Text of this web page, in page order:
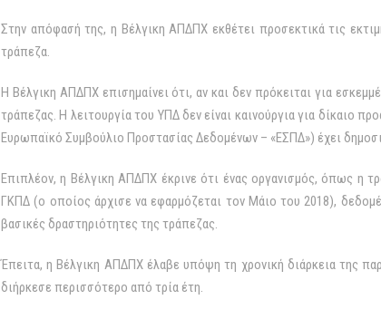
Στην απόφασή της, η Βέλγικη ΑΠΔΠΧ εκθέτει προσεκτικά τις
τράπεζα.
Η Βέλγικη ΑΠΔΠΧ επισημαίνει ότι, αν και δεν πρόκειται για
τράπεζας. Η λειτουργία του ΥΠΔ δεν είναι καινούργια για δίκαιο
Ευρωπαϊκό Συμβούλιο Προστασίας Δεδομένων – «ΕΣΠΔ») έχει
Επιπλέον, η Βέλγικη ΑΠΔΠΧ έκρινε ότι ένας οργανισμός, όπως η
ΓΚΠΔ (ο οποίος άρχισε να εφαρμόζεται τον Μάιο του 2018),
βασικές δραστηριότητες της τράπεζας.
Έπειτα, η Βέλγικη ΑΠΔΠΧ έλαβε υπόψη τη χρονική διάρκεια της
διήρκεσε περισσότερο από τρία έτη.